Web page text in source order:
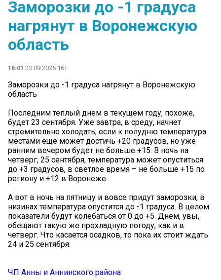
Заморозки до -1 градуса
нагрянут в Воронежскую
область
16:01 23.09.2025 16+
Заморозки до -1 градуса нагрянут в Воронежскую
область
Последним теплый днем в текущем году, похоже,
будет 23 сентября. Уже завтра, в среду, начнет
стремительно холодать, если к полудню температура
местами еще может достичь +20 градусов, но уже
ранним вечером будет не больше +15. В ночь на
четверг, 25 сентября, температура может опуститься
до +3 градусов, в светлое время – не больше +15 по
региону и +12 в Воронеже.
А вот в ночь на пятницу и вовсе придут заморозки, в
низинах температура опустится до -1 градуса. В целом
показатели будут колебаться от 0 до +5. Днем, увы,
обещают такую же прохладную погоду, как и в
четверг. Что касается осадков, то пока их стоит ждать
24 и 25 сентября.
ЧП Анны и Аннинского района